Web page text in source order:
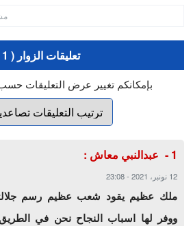
تعليقات الزوار ( 1 )
بإمكانكم تغيير عرض التعليقات
عبدالنبي معاش :
12 نونبر، 2021 -
23:08
ملك عظيم يقود شعب عظيم رسم جلالته
ووفر لها اسباب النجاح نحن في